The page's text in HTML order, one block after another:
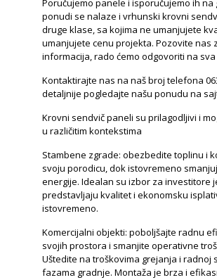
Poručujemo panele i isporučujemo ih na
ponudi se nalaze i vrhunski krovni
druge klase, sa kojima ne umanjujete
umanjujete cenu projekta. Pozovite nas
informacija, rado ćemo odgovoriti na
Kontaktirajte nas na naš broj telefona
detaljnije pogledajte našu ponudu na
Krovni sendvič paneli su prilagodljivi i
u različitim kontekstima
Stambene zgrade: obezbedite toplinu i
svoju porodicu, dok istovremeno
energije. Idealan su izbor za investitore
predstavljaju kvalitet i ekonomsku
istovremeno.
Komercijalni objekti: poboljšajte radnu
svojih prostora i smanjite operativne
Uštedite na troškovima grejanja i radnoj
fazama gradnje. Montaža je brza i